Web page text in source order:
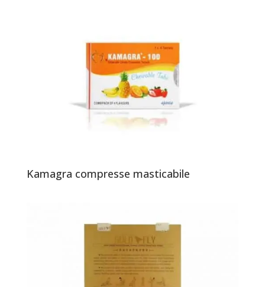
Kamagra compresse masticabile